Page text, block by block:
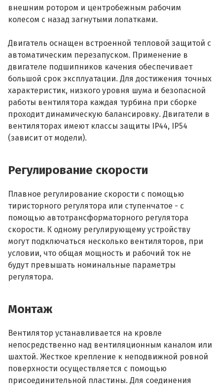
внешним ротором и центробежным рабочим
колесом с назад загнутыми лопатками.
Двигатель оснащен встроенной тепловой защитой с
автоматическим перезапуском. Применение в
двигателе подшипников качения обеспечивает
большой срок эксплуатации. Для достижения точных
характеристик, низкого уровня шума и безопасной
работы вентилятора каждая турбина при сборке
проходит динамическую балансировку. Двигатели в
вентиляторах имеют классы защиты IP44, IP54
(зависит от модели).
Регулирование скорости
Плавное регулирование скорости с помощью
тиристорного регулятора или ступенчатое - с
помощью автотрансформаторного регулятора
скорости. К одному регулирующему устройству
могут подключаться несколько вентиляторов, при
условии, что общая мощность и рабочий ток не
будут превышать номинальные параметры
регулятора.
Монтаж
Вентилятор устанавливается на кровле
непосредственно над вентиляционным каналом или
шахтой. Жесткое крепление к неподвижной ровной
поверхности осуществляется с помощью
присоединительной пластины. Для соединения